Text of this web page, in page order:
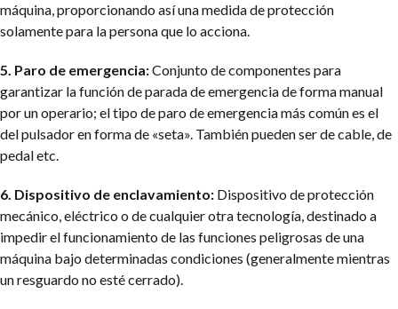
máquina, proporcionando así una medida de protección
solamente para la persona que lo acciona.
5. Paro de emergencia:Conjunto de componentes para
garantizar la función de parada de emergencia de forma manual
por un operario; el tipo de paro de emergencia más común es el
del pulsador en forma de «seta». También pueden ser de cable, de
pedal etc.
6. Dispositivo de enclavamiento: Dispositivo de protección
mecánico, eléctrico o de cualquier otra tecnología, destinado a
impedir el funcionamiento de las funciones peligrosas de una
máquina bajo determinadas condiciones (generalmente mientras
un resguardo no esté cerrado).